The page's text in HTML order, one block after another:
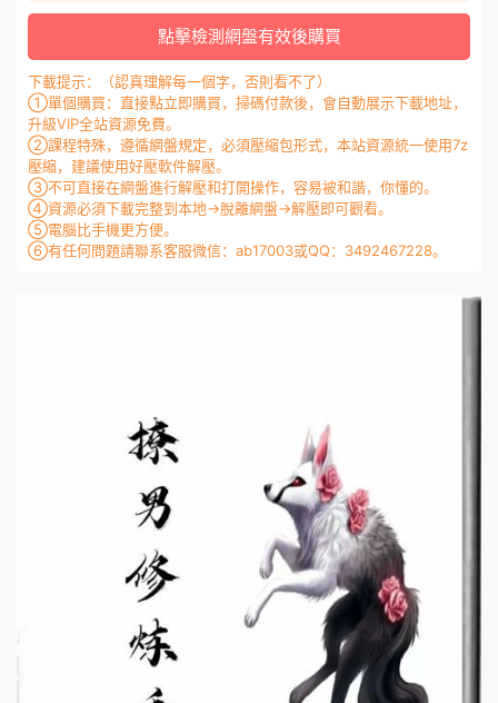
點擊檢測網盤有效後購買
下載提示：（認真理解每一個字，否則看不了）
①單個購買：直接點立即購買，掃碼付款後，會自動展示下載地址，
升級VIP全站資源免費。
②課程特殊，遵循網盤規定，必須壓縮包形式，本站資源統一使用7z
壓縮，建議使用好壓軟件解壓。
③不可直接在網盤進行解壓和打開操作，容易被和諧，你懂的。
④資源必須下載完整到本地→脫離網盤→解壓即可觀看。
⑤電腦比手機更方便。
⑥有任何問題請聯系客服微信：ab17003或QQ：3492467228。